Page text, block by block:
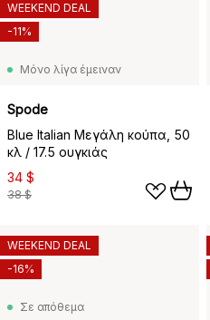
Μόνο λίγα έμειναν
Spode
Blue Italian Μεγάλη κούπα, 50
κλ / 17.5 ουγκιάς
34 $
38 $
WEEKEND DEAL
-11%
Σε απόθεμα
WEEKEND DEAL
-16%